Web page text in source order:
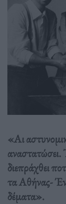
«Αι
αναστατώσει.
διεπράχθει
τα Αθήνας-
δέματα».